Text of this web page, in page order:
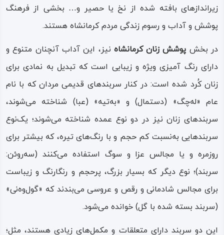
زیراندازهای بافته شده از نخ یا حصیر و… بخشی از فرهنگ
پوشش و آداب و رسوم زندگی مردم کرمانشاه هستند.
در بخش پوشش زنان کرمانشاه نیز، این آداب آنچنان متنوع و
دارای رنگ‌ آمیزی ویژه و زیبایی است که تبدیل به نمادی برای
زنان کُرد شده است: در کنار سربند‌های قدیمی مردان که با نام
عام «له‌چگ» (دستمال) و «به‌تیه» (عبا) شناخته می‌شوند،
سربندهای زنان نیز در دو نوع عمده شناخته می‌شوند؛ یک‌نوع
سربندهایی به‌نسبت کم‌ حجم و با رنگ‌های تیره، که بیشتر برای
روزمره و یا مجالس عزا و سوگ استفاده می‌کنند (سه‌روئن:
سربند)؛ نوع دیگر که بسیار بزرگ، پرحجم و رنگارنگ و زیباست
برای مجالس شادمانی و رقص و عروسی می‌بندند که «گول‌وه‌نی»
(سربند بسته‌ شده با گل) خوانده می‌شود.
این دو سربند دارای متعلقات و مکمل‌های زیادی هستند، مثل؛